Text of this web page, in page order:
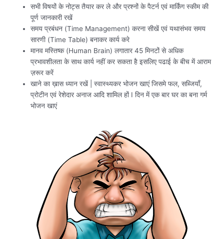
सभी विषयों के नोट्स तैयार कर ले और प्रश्नों के पैटर्न एवं मार्किंग स्कीम की
पूर्ण जानकारी रखें
समय प्रबंधन (Time Management) करना सीखें एवं यथासंभव समय
सारणी (Time Table) बनाकर कार्य करे
मानव मस्तिष्क (Human Brain) लगातार 45 मिनटों से अधिक
प्रभावशीलता के साथ कार्य नहीं कर सकता है इसलिए पढाई के बीच में आराम
ज़रूर करें
खाने का ख़ास ध्यान रखें | स्वास्थ्यकर भोजन खाएं जिसमे फल, सब्जियाँ,
प्रोटीन एवं रेशेदार अनाज आदि शामिल हों I दिन में एक बार घर का बना गर्म
भोजन खाएं